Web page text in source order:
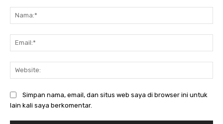
Simpan nama, email, dan situs web saya di browser ini untuk
lain kali saya berkomentar.